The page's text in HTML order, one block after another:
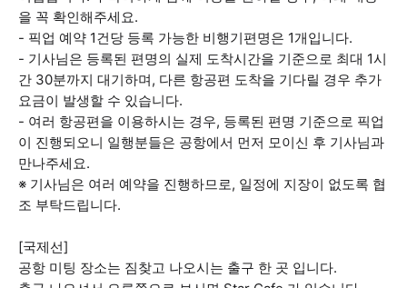
을 꼭 확인해주세요.
- 픽업 예약 1건당 등록 가능한 비행기편명은 1개입니다.
- 기사님은 등록된 편명의 실제 도착시간을 기준으로 최대 1시
간 30분까지 대기하며, 다른 항공편 도착을 기다릴 경우 추가
요금이 발생할 수 있습니다.
- 여러 항공편을 이용하시는 경우, 등록된 편명 기준으로 픽업
이 진행되오니 일행분들은 공항에서 먼저 모이신 후 기사님과
만나주세요.
※ 기사님은 여러 예약을 진행하므로, 일정에 지장이 없도록 협
조 부탁드립니다.
[국제선]
공항 미팅 장소는 짐찾고 나오시는 출구 한 곳 입니다.